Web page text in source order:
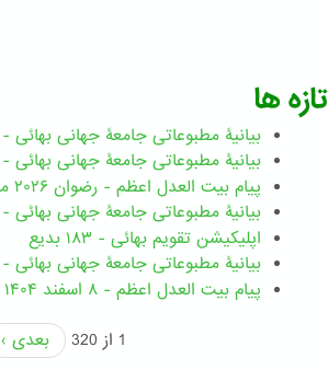
تازه ها
بیانیۀ مطبوعاتی جامعۀ جهانی بهائی - ۱۶ تیر ۱۴۰۵
بیانیۀ مطبوعاتی جامعۀ جهانی بهائی - ۸ اردیبهشت ۱۴۰۵
پیام بیت العدل اعظم - رضوان ۲۰۲۶ میلادی (۱۸۳بدیع)
بیانیۀ مطبوعاتی جامعۀ جهانی بهائی - ۱۹ فروردین ۱۴۰۵
اپلیکیشن تقویم بهائی - ۱۸۳ بدیع
بیانیۀ مطبوعاتی جامعۀ جهانی بهائی - ۴ فروردین ۱۴۰۵
پیام بیت العدل اعظم - ۸ اسفند ۱۴۰۴
1 از 320
بعدی ›